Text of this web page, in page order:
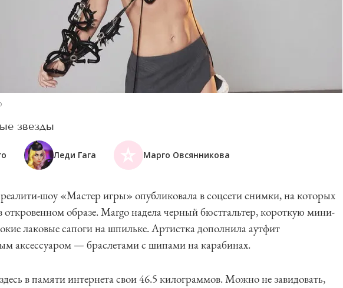
звезды
Леди Гага Марго Овсянникова
шоу «Мастер игры» опубликовала в соцсети снимки, на которых
откровенном образе. Margo надела черный бюстгальтер, короткую мини-
лаковые сапоги на шпильке. Артистка дополнила аутфит
аксессуаром — браслетами с шипами на карабинах.
в памяти интернета свои 46.5 килограммов. Можно не завидовать,